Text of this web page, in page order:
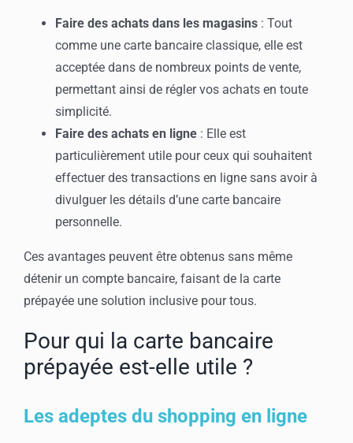
Faire des achats dans les magasins : Tout
comme une carte bancaire classique, elle est
acceptée dans de nombreux points de vente,
permettant ainsi de régler vos achats en toute
simplicité.
Faire des achats en ligne : Elle est
particulièrement utile pour ceux qui souhaitent
effectuer des transactions en ligne sans avoir à
divulguer les détails d’une carte bancaire
personnelle.
Ces avantages peuvent être obtenus sans même
détenir un compte bancaire, faisant de la carte
prépayée une solution inclusive pour tous.
Pour qui la carte bancaire
prépayée est-elle utile ?
Les adeptes du shopping en ligne